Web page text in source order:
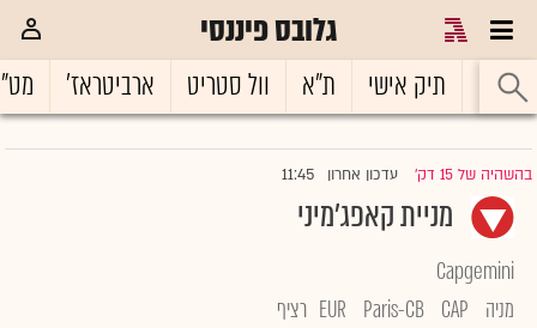
גלובס פיננסי
ראשי תיק אישי ת"א וול סטריט ארביטראז'
בהשהיה של 15 דק' |עדכון אחרון 11:45
מניית קאפג'מיני
Capgemini
מניה
CAP
Paris-CB
EUR רציף